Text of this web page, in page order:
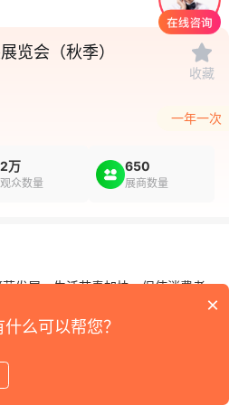
1/7
览会（秋季）
收藏
一年一次
2万
观众数量
650
展商数量
发展，生活节奏加快，促使消费者
如何利用包装把握巨大市场红利。
外卖包装展览会将于2025年08月
举行，SCTPE 2025上海国际餐饮外
×
么可以帮您？